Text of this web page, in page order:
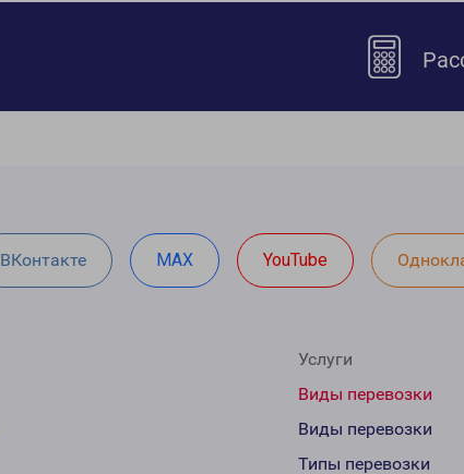
ВКонтакте MAX YouTube
Услуги
Виды перевозки
Виды перевозки
Типы перевозки